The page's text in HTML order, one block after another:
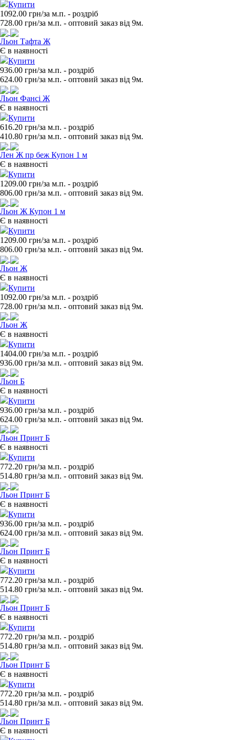
Купити
1092.00 грн/за м.п. - роздрiб
728.00 грн/за м.п. - оптовий заказ вiд 9м.
Льон Тафта Ж
Є в наявності
Купити
936.00 грн/за м.п. - роздрiб
624.00 грн/за м.п. - оптовий заказ вiд 9м.
Льон Фансі Ж
Є в наявності
Купити
616.20 грн/за м.п. - роздрiб
410.80 грн/за м.п. - оптовий заказ вiд 9м.
Лен Ж пр беж Купон 1 м
Є в наявності
Купити
1209.00 грн/за м.п. - роздрiб
806.00 грн/за м.п. - оптовий заказ вiд 9м.
Льон Ж Купон 1 м
Є в наявності
Купити
1209.00 грн/за м.п. - роздрiб
806.00 грн/за м.п. - оптовий заказ вiд 9м.
Льон Ж
Є в наявності
Купити
1092.00 грн/за м.п. - роздрiб
728.00 грн/за м.п. - оптовий заказ вiд 9м.
Льон Ж
Є в наявності
Купити
1404.00 грн/за м.п. - роздрiб
936.00 грн/за м.п. - оптовий заказ вiд 9м.
Льон Б
Є в наявності
Купити
936.00 грн/за м.п. - роздрiб
624.00 грн/за м.п. - оптовий заказ вiд 9м.
Льон Принт Б
Є в наявності
Купити
772.20 грн/за м.п. - роздрiб
514.80 грн/за м.п. - оптовий заказ вiд 9м.
Льон Принт Б
Є в наявності
Купити
936.00 грн/за м.п. - роздрiб
624.00 грн/за м.п. - оптовий заказ вiд 9м.
Льон Принт Б
Є в наявності
Купити
772.20 грн/за м.п. - роздрiб
514.80 грн/за м.п. - оптовий заказ вiд 9м.
Льон Принт Б
Є в наявності
Купити
772.20 грн/за м.п. - роздрiб
514.80 грн/за м.п. - оптовий заказ вiд 9м.
Льон Принт Б
Є в наявності
Купити
772.20 грн/за м.п. - роздрiб
514.80 грн/за м.п. - оптовий заказ вiд 9м.
Льон Принт Б
Є в наявності